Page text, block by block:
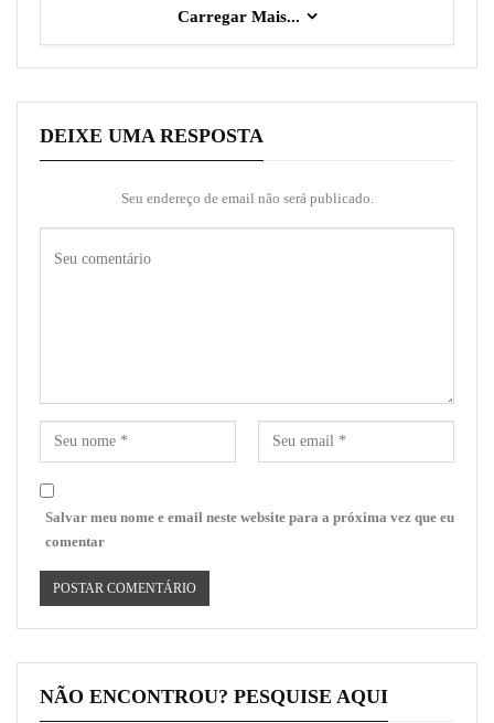
Carregar Mais...
DEIXE UMA RESPOSTA
Seu endereço de email não será publicado.
Salvar meu nome e email neste website para a próxima vez que eu
comentar
NÃO ENCONTROU? PESQUISE AQUI